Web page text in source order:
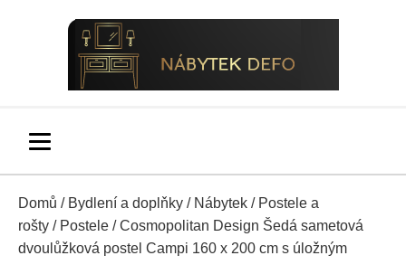
Domů / Bydlení a doplňky / Nábytek / Postele a
rošty / Postele / Cosmopolitan Design Šedá sametová
dvoulůžková postel Campi 160 x 200 cm s úložným